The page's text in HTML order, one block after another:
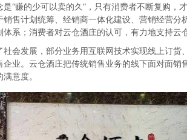
是“赚的少可以卖的久”，只有消费者不断复购
销售计划统筹、经销商一体化建设、营销经营
体系；消费者对云仓酒庄的认可，有力地支持云
社会发展，部分业务用互联网技术实现线上订
企业。云仓酒庄把传统销售业务的线下面对面
意度。